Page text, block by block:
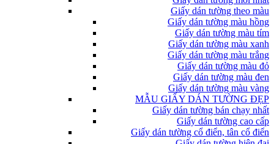
Giấy dán tường theo màu
Giấy dán tường màu hồng
Giấy dán tường màu tím
Giấy dán tường màu xanh
Giấy dán tường màu trắng
Giấy dán tường màu đỏ
Giấy dán tường màu đen
Giấy dán tường màu vàng
MẪU GIẤY DÁN TƯỜNG ĐẸP
Giấy dán tường bán chạy nhất
Giấy dán tường cao cấp
Giấy dán tường cổ điển, tân cổ điển